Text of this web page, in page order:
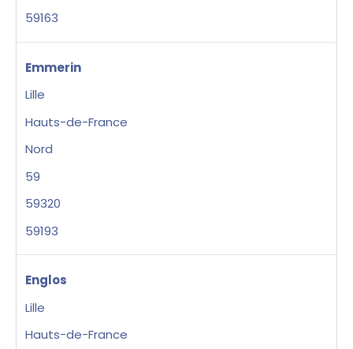
59163
Emmerin
Lille
Hauts-de-France
Nord
59
59320
59193
Englos
Lille
Hauts-de-France